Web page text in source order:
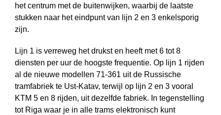
het centrum met de buitenwijken, waarbij de laatste
stukken naar het eindpunt van lijn 2 en 3 enkelsporig
zijn.
Lijn 1 is verreweg het drukst en heeft met 6 tot 8
diensten per uur de hoogste frequentie. Op lijn 1 rijden
al de nieuwe modellen 71-361 uit de Russische
tramfabriek te Ust-Katav, terwijl op lijn 2 en 3 vooral
KTM 5 en 8 rijden, uit dezelfde fabriek. In tegenstelling
tot Riga waar je in alle trams elektronisch kunt